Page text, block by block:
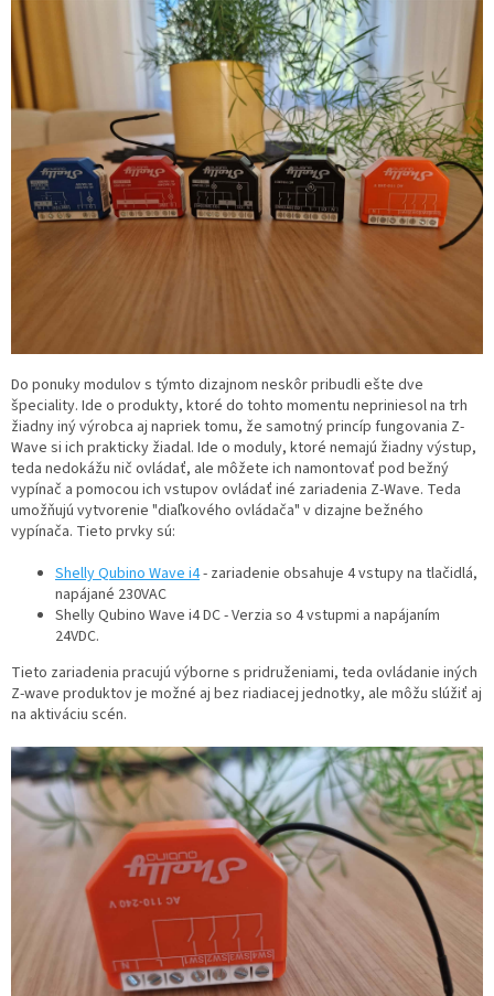
Do ponuky modulov s týmto dizajnom neskôr pribudli ešte dve
špeciality. Ide o produkty, ktoré do tohto momentu nepriniesol na trh
žiadny iný výrobca aj napriek tomu, že samotný princíp fungovania Z-
Wave si ich prakticky žiadal. Ide o moduly, ktoré nemajú žiadny výstup,
teda nedokážu nič ovládať, ale môžete ich namontovať pod bežný
vypínač a pomocou ich vstupov ovládať iné zariadenia Z-Wave. Teda
umožňujú vytvorenie "diaľkového ovládača" v dizajne bežného
vypínača. Tieto prvky sú:
Shelly Qubino Wave i4- zariadenie obsahuje 4 vstupy na tlačidlá,
napájané 230VAC
Shelly Qubino Wave i4 DC - Verzia so 4 vstupmi a napájaním
24VDC.
Tieto zariadenia pracujú výborne s pridruženiami, teda ovládanie iných
Z-wave produktov je možné aj bez riadiacej jednotky, ale môžu slúžiť aj
na aktiváciu scén.